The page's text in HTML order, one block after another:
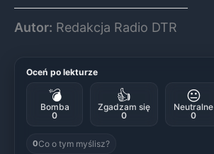
Autor: Redakcja Radio DTR
Oceń po lekturze
💣
Bomba
0
👍
Zgadzam się
0
😐
Neutralne
0
0Co o tym myślisz?